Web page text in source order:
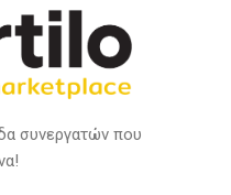
συνεργατών που